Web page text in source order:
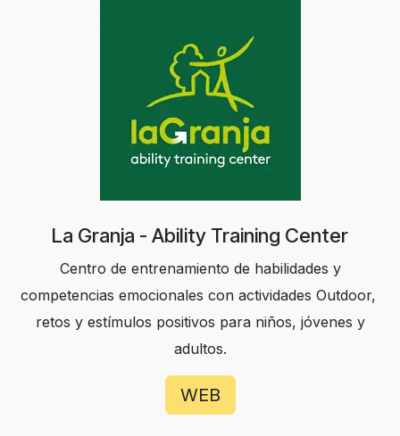
La Granja - Ability Training Center
Centro de entrenamiento de habilidades y
competencias emocionales con actividades Outdoor,
retos y estímulos positivos para niños, jóvenes y
adultos.
WEB